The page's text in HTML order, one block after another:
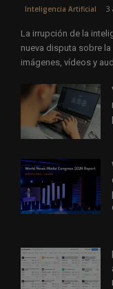
Inteligencia Artificial 3
La irrupción de la
nueva disputa sobre
imágenes, vídeos y